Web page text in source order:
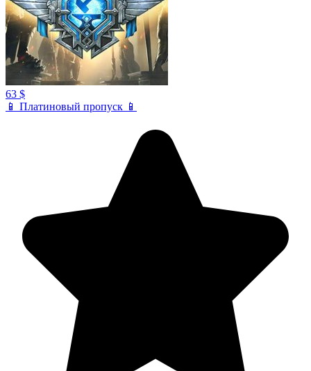
63 $
📱 Платиновый пропуск 📱